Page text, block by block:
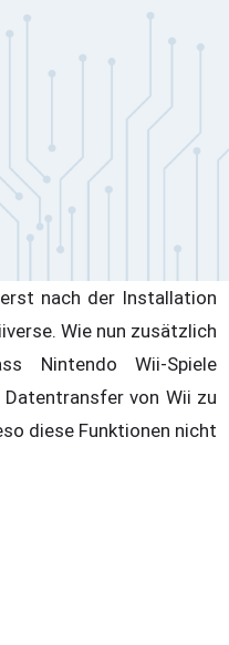
nach der Installation
Wie nun zusätzlich
Nintendo Wii-Spiele
von Wii zu
diese Funktionen nicht